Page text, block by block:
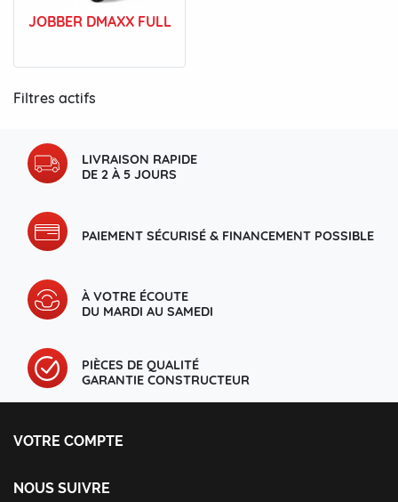
JOBBER DMAXX FULL
Filtres actifs
LIVRAISON RAPIDE
DE 2 À 5 JOURS
PAIEMENT SÉCURISÉ & FINANCEMENT POSSIBLE
À VOTRE ÉCOUTE
DU MARDI AU SAMEDI
PIÈCES DE QUALITÉ
GARANTIE CONSTRUCTEUR
VOTRE COMPTE
Informations personnelles
NOUS SUIVRE